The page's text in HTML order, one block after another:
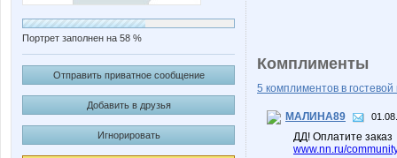
Портрет заполнен на 58 %
Отправить приватное сообщение
Добавить в друзья
Игнорировать
Комплименты
5 комплиментов в гостевой
МАЛИНА89
ДД! Оплатите заказ
www.nn.ru/